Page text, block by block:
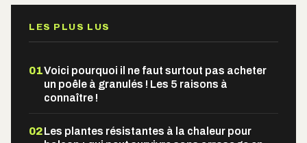
LES PLUS LUS
01Voici pourquoi il ne faut surtout pas acheter
un poêle à granulés ! Les 5 raisons à
connaître !
02Les plantes résistantes à la chaleur pour